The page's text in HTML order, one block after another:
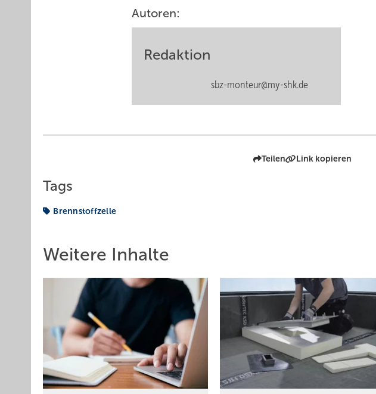
Autoren:
Redaktion
sbz-monteur@my-shk.de
Teilen Link kopieren
Tags
Brennstoffzelle
Weitere Inhalte